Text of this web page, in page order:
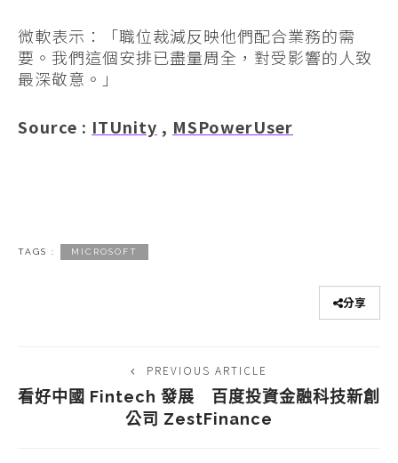
微軟表示：「職位裁減反映他們配合業務的需
要。我們這個安排已盡量周全，對受影響的人致
最深敬意。」
Source : ITUnity , MSPowerUser
TAGS : MICROSOFT
分享
PREVIOUS ARTICLE
看好中國 Fintech 發展 百度投資金融科技新創
公司 ZestFinance